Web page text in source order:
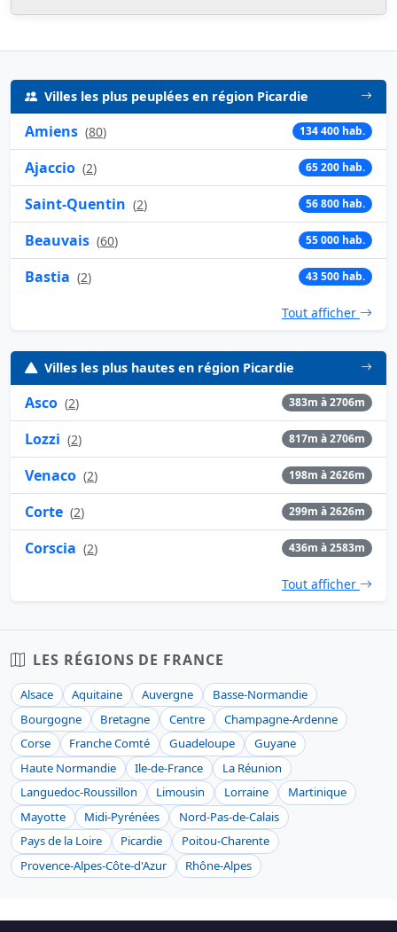
Villes les plus peuplées en région Picardie
Amiens (80) 134 400 hab.
Ajaccio (2) 65 200 hab.
Saint-Quentin (2) 56 800 hab.
Beauvais (60) 55 000 hab.
Bastia (2) 43 500 hab.
Tout afficher
Villes les plus hautes en région Picardie
Asco (2) 383m à 2706m
Lozzi (2) 817m à 2706m
Venaco (2) 198m à 2626m
Corte (2) 299m à 2626m
Corscia (2) 436m à 2583m
Tout afficher
LES RÉGIONS DE FRANCE
Alsace Aquitaine Auvergne
Basse-Normandie
Bourgogne
Bretagne Centre
Champagne-Ardenne
Corse
Franche Comté Guadeloupe
Guyane
Haute Normandie
Ile-de-France
La Réunion
Languedoc-Roussillon
Limousin Lorraine
Martinique
Mayotte
Midi-Pyrénées
Nord-Pas-de-Calais
Pays de la Loire
Picardie
Poitou-Charente
Provence-Alpes-Côte-d'Azur
Rhône-Alpes